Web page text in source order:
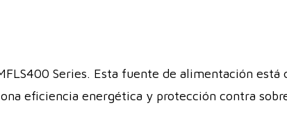
Series. Esta fuente de alimentación
eficiencia energética y protección contra